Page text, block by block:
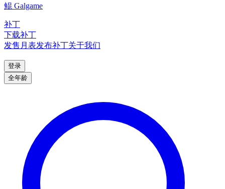
鲲 Galgame
补丁
下载补丁
发售月表发布补丁关于我们
登录
全年龄